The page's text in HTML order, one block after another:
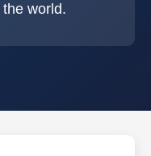
world.